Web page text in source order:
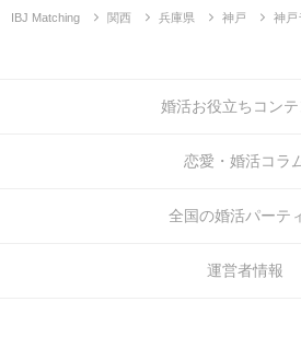
IBJ Matching 関西 兵庫県 神戸 神戸
婚活お役立ちコン
恋愛・婚活コラ
全国の婚活パーテ
運営者情報